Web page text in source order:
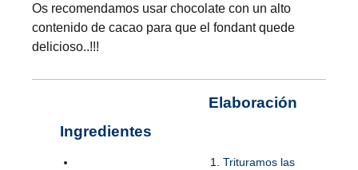
Os recomendamos usar chocolate con un alto
contenido de cacao para que el fondant quede
delicioso..!!!
Ingredientes
Elaboración
Trituramos las